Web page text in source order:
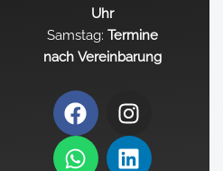
Uhr
Samstag: Termine
nach Vereinbarung
F
a
c
I
n
s
W
h
a
L
i
n